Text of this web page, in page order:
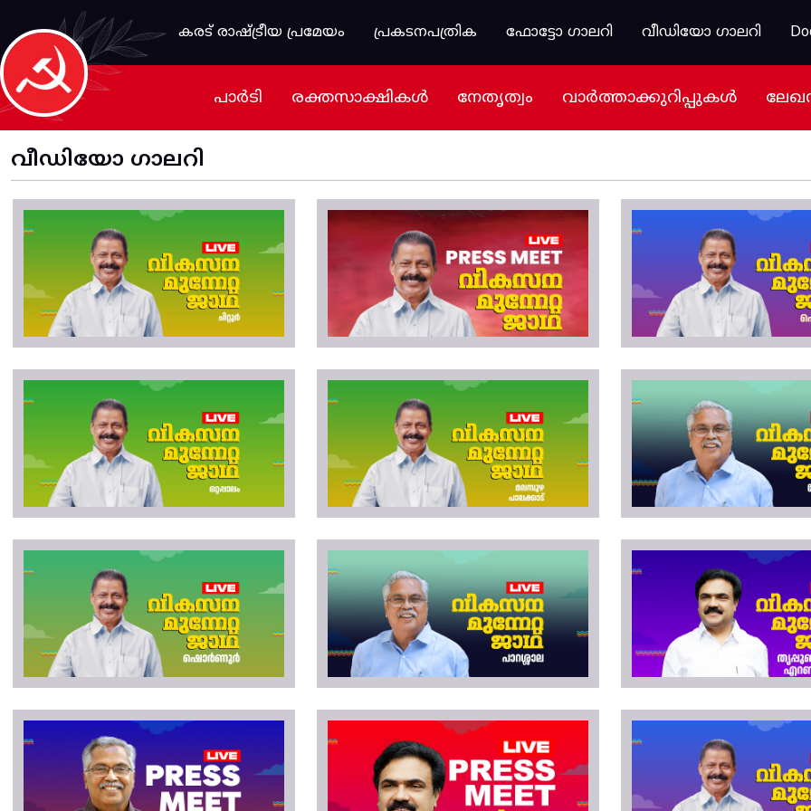
Skip to main content
കരട് രാഷ്ട്രീയ പ്രമേയം
പ്രകടനപത്രിക ഫോട്ടോ ഗാലറി വീഡിയോ ഗാലറി
പാർടി രക്തസാക്ഷികൾ നേതൃത്വം വാർത്താക്കുറിപ്പുകൾ
വീഡിയോ ഗാലറി